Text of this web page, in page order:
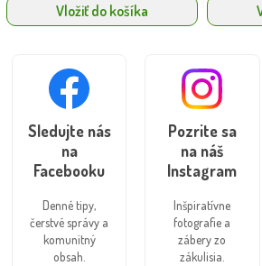
Vložiť do košíka
Sledujte nás
na
Facebooku
Denné tipy,
čerstvé správy a
komunitný
obsah.
Pozrite sa
na náš
Instagram
Inšpiratívne
fotografie a
zábery zo
zákulisia.